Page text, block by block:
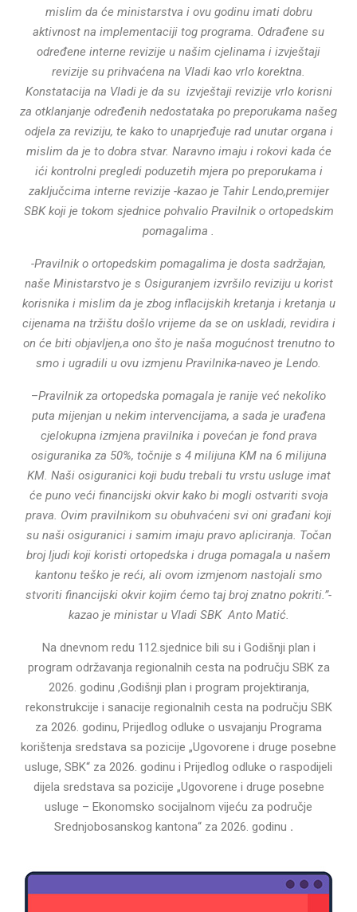
mislim da će ministarstva i ovu godinu imati dobru
aktivnost na implementaciji tog programa. Odrađene su
određene interne revizije u našim cjelinama i izvještaji
revizije su prihvaćena na Vladi kao vrlo korektna.
Konstatacija na Vladi je da su izvještaji revizije vrlo korisni
za otklanjanje određenih nedostataka po preporukama našeg
odjela za reviziju, te kako to unaprjeđuje rad unutar organa i
mislim da je to dobra stvar. Naravno imaju i rokovi kada će
ići kontrolni pregledi poduzetih mjera po preporukama i
zaključcima interne revizije -kazao je Tahir Lendo,premijer
SBK koji je tokom sjednice pohvalio Pravilnik o ortopedskim
pomagalima .
-Pravilnik o ortopedskim pomagalima je dosta sadržajan,
naše Ministarstvo je s Osiguranjem izvršilo reviziju u korist
korisnika i mislim da je zbog inflacijskih kretanja i kretanja u
cijenama na tržištu došlo vrijeme da se on uskladi, revidira i
on će biti objavljen,a ono što je naša mogućnost trenutno to
smo i ugradili u ovu izmjenu Pravilnika-naveo je Lendo.
–Pravilnik za ortopedska pomagala je ranije već nekoliko
puta mijenjan u nekim intervencijama, a sada je urađena
cjelokupna izmjena pravilnika i povećan je fond prava
osiguranika za 50%, točnije s 4 milijuna KM na 6 milijuna
KM. Naši osiguranici koji budu trebali tu vrstu usluge imat
će puno veći financijski okvir kako bi mogli ostvariti svoja
prava. Ovim pravilnikom su obuhvaćeni svi oni građani koji
su naši osiguranici i samim imaju pravo apliciranja. Točan
broj ljudi koji koristi ortopedska i druga pomagala u našem
kantonu teško je reći, ali ovom izmjenom nastojali smo
stvoriti financijski okvir kojim ćemo taj broj znatno pokriti.”-
kazao je ministar u Vladi SBK Anto Matić.
Na dnevnom redu 112.sjednice bili su i Godišnji plan i
program održavanja regionalnih cesta na području SBK za
2026. godinu ,Godišnji plan i program projektiranja,
rekonstrukcije i sanacije regionalnih cesta na području SBK
za 2026. godinu, Prijedlog odluke o usvajanju Programa
korištenja sredstava sa pozicije „Ugovorene i druge posebne
usluge, SBK“ za 2026. godinu i Prijedlog odluke o raspodijeli
dijela sredstava sa pozicije „Ugovorene i druge posebne
usluge – Ekonomsko socijalnom vijeću za područje
Srednjobosanskog kantona“ za 2026. godinu .